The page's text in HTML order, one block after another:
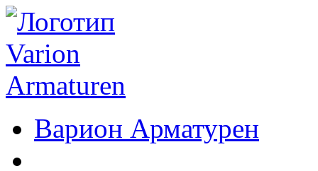
Варион Арматурен